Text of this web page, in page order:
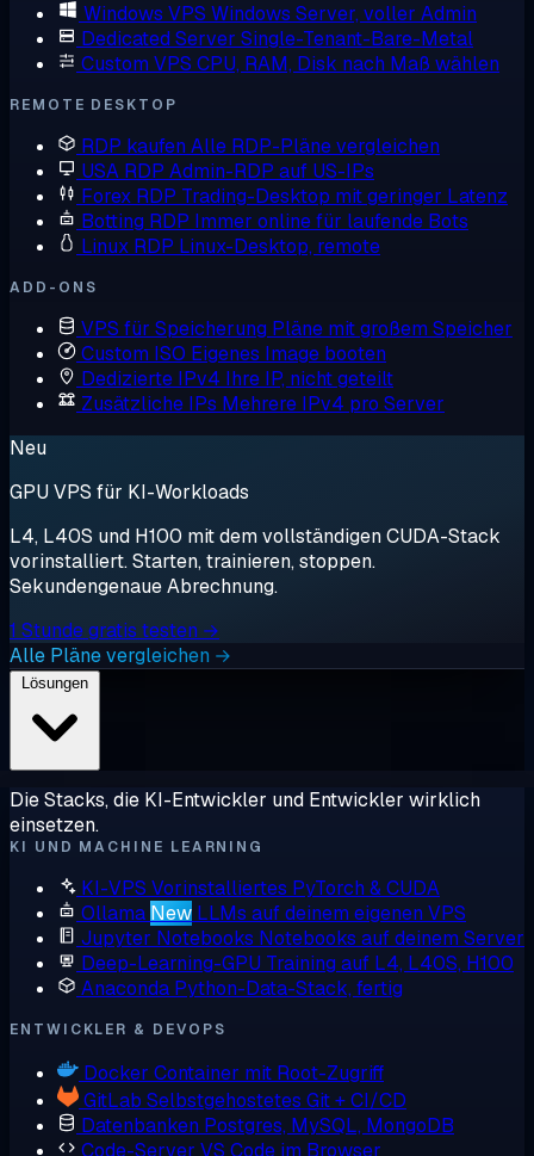
Windows VPS Windows Server, voller Admin
Dedicated Server Single-Tenant-Bare-Metal
Custom VPS CPU, RAM, Disk nach Maß wählen
REMOTE DESKTOP
RDP kaufen Alle RDP-Pläne vergleichen
USA RDP Admin-RDP auf US-IPs
Forex RDP Trading-Desktop mit geringer Latenz
Botting RDP Immer online für laufende Bots
Linux RDP Linux-Desktop, remote
ADD-ONS
VPS für Speicherung Pläne mit großem Speicher
Custom ISO Eigenes Image booten
Dedizierte IPv4 Ihre IP, nicht geteilt
Zusätzliche IPs Mehrere IPv4 pro Server
Neu
GPU VPS für KI-Workloads
L4, L40S und H100 mit dem vollständigen CUDA-Stack
vorinstalliert. Starten, trainieren, stoppen.
Sekundengenaue Abrechnung.
1 Stunde gratis testen →
Alle Pläne vergleichen →
Die Stacks, die KI-Entwickler und Entwickler wirklich
einsetzen.
KI UND MACHINE LEARNING
KI-VPS Vorinstalliertes PyTorch & CUDA
Ollama New LLMs auf deinem eigenen VPS
Jupyter Notebooks Notebooks auf deinem Server
Deep-Learning-GPU Training auf L4, L40S, H100
Anaconda Python-Data-Stack, fertig
ENTWICKLER & DEVOPS
Docker Container mit Root-Zugriff
GitLab Selbstgehostetes Git + CI/CD
Datenbanken Postgres, MySQL, MongoDB
Code-Server VS Code im Browser